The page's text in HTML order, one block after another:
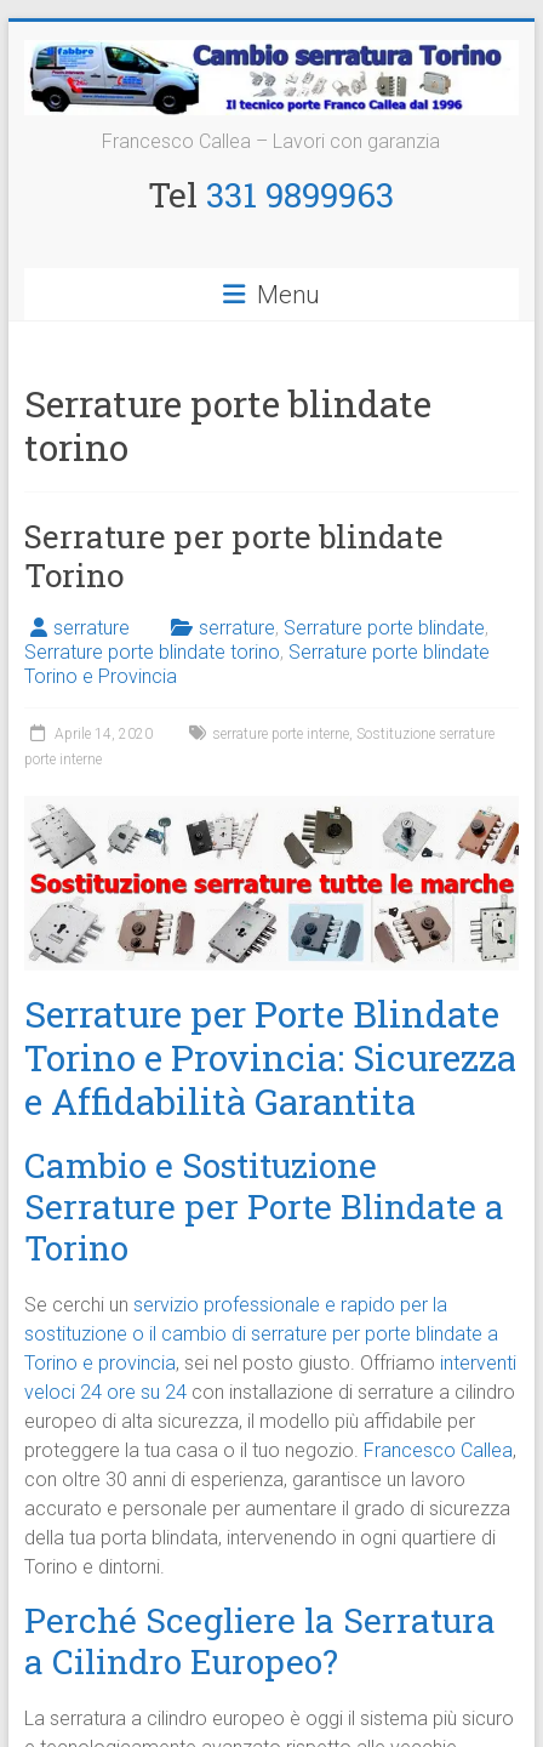
contenuto
Cambio
Serratura
Francesco Callea – Lavori con garanzia
Tel 331 9899963
Menu
Serrature porte blindate
torino
Serrature per porte blindate
Torino
serrature serrature, Serrature porte blindate,
Serrature porte blindate torino, Serrature porte blindate
Torino e Provincia
Aprile 14, 2020 serrature porte interne, Sostituzione serrature
porte interne
Serrature per Porte Blindate
Torino e Provincia: Sicurezza
e Affidabilità Garantita
Cambio e Sostituzione
Serrature per Porte Blindate a
Torino
Se cerchi un servizio professionale e rapido per la
sostituzione o il cambio di serrature per porte blindate a
Torino e provincia, sei nel posto giusto. Offriamo interventi
veloci 24 ore su 24con installazione di serrature a cilindro
europeo di alta sicurezza, il modello più affidabile per
proteggere la tua casa o il tuo negozio. Francesco Callea,
con oltre 30 anni di esperienza, garantisce un lavoro
accurato e personale per aumentare il grado di sicurezza
della tua porta blindata, intervenendo in ogni quartiere di
Torino e dintorni.
Perché Scegliere la Serratura
a Cilindro Europeo?
La serratura a cilindro europeo è oggi il sistema più sicuro